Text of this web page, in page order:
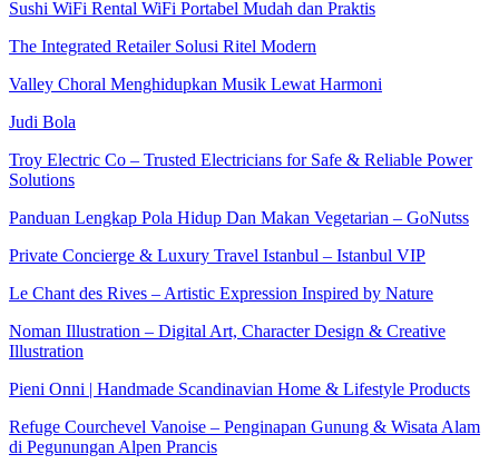
Sushi WiFi Rental WiFi Portabel Mudah dan Praktis
The Integrated Retailer Solusi Ritel Modern
Valley Choral Menghidupkan Musik Lewat Harmoni
Judi Bola
Troy Electric Co – Trusted Electricians for Safe & Reliable Power
Solutions
Panduan Lengkap Pola Hidup Dan Makan Vegetarian – GoNutss
Private Concierge & Luxury Travel Istanbul – Istanbul VIP
Le Chant des Rives – Artistic Expression Inspired by Nature
Noman Illustration – Digital Art, Character Design & Creative
Illustration
Pieni Onni | Handmade Scandinavian Home & Lifestyle Products
Refuge Courchevel Vanoise – Penginapan Gunung & Wisata Alam
di Pegunungan Alpen Prancis